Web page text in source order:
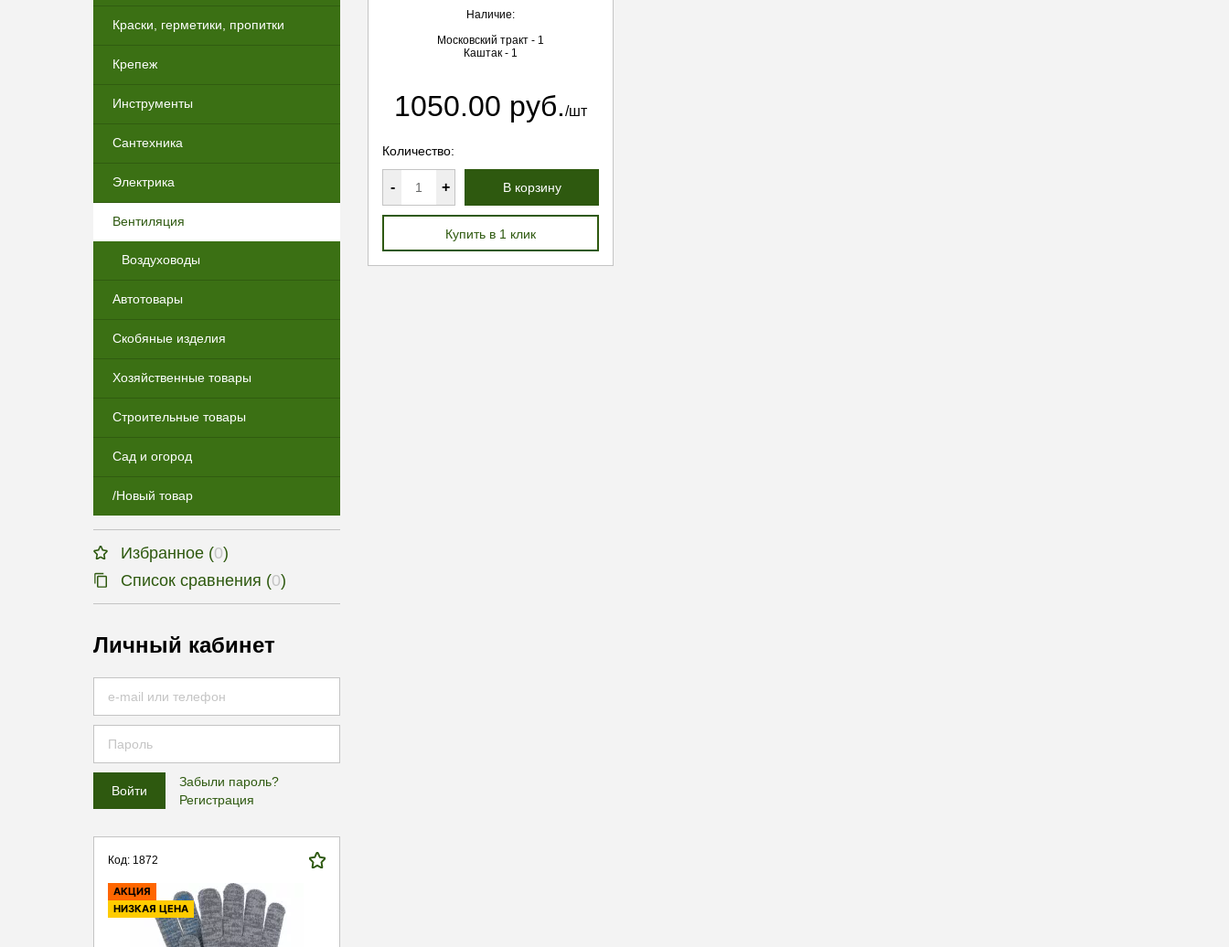
Краски, герметики, пропитки
Крепеж
Инструменты
Сантехника
Электрика
Вентиляция
Воздуховоды
Автотовары
Скобяные изделия
Хозяйственные товары
Строительные товары
Сад и огород
/Новый товар
Избранное (0)
Список сравнения (0)
Личный кабинет
Забыли пароль?
Регистрация
Код: 1872
АКЦИЯ
НИЗКАЯ ЦЕНА
Наличие:
Московский тракт - 1
Каштак - 1
1050.00 руб./шт
Количество:
- + В корзину
Купить в 1 клик